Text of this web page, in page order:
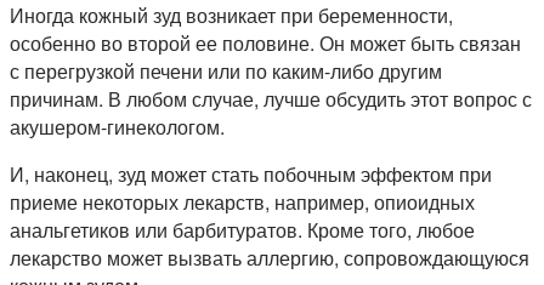
Иногда кожный зуд возникает при беременности,
особенно во второй ее половине. Он может быть связан
с перегрузкой печени или по каким-либо другим
причинам. В любом случае, лучше обсудить этот вопрос с
акушером-гинекологом.
И, наконец, зуд может стать побочным эффектом при
приеме некоторых лекарств, например, опиоидных
анальгетиков или барбитуратов. Кроме того, любое
лекарство может вызвать аллергию, сопровождающуюся